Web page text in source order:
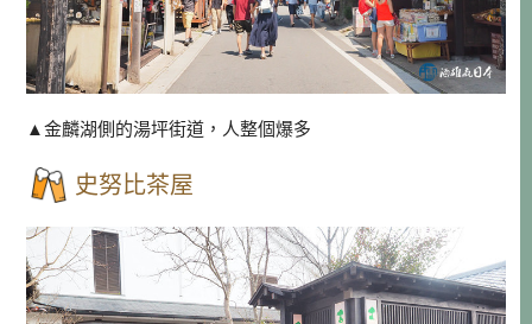
▲金麟湖側的湯坪街道，人整個爆多
史努比茶屋